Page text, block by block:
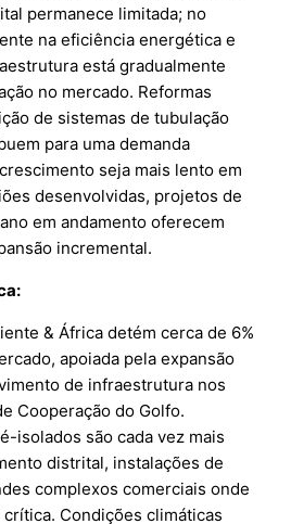
permanece limitada; no
na eficiência energética e
está gradualmente
no mercado. Reformas
de sistemas de tubulação
para uma demanda
seja mais lento em
desenvolvidas, projetos de
em andamento oferecem
incremental.
& África detém cerca de 6%
apoiada pela expansão
de infraestrutura nos
Cooperação do Golfo.
isolados são cada vez mais
distrital, instalações de
complexos comerciais onde
Condições climáticas